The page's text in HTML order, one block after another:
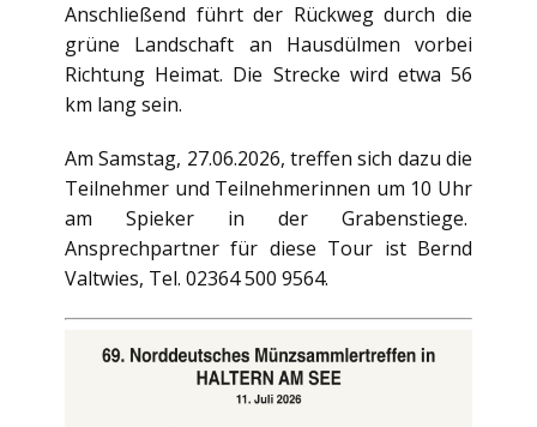
Anschließend führt der Rückweg durch die
grüne Landschaft an Hausdülmen vorbei
Richtung Heimat. Die Strecke wird etwa 56
km lang sein.
Am Samstag, 27.06.2026, treffen sich dazu die
Teilnehmer und Teilnehmerinnen um 10 Uhr
am Spieker in der Grabenstiege.
Ansprechpartner für diese Tour ist Bernd
Valtwies, Tel. 02364 500 9564.